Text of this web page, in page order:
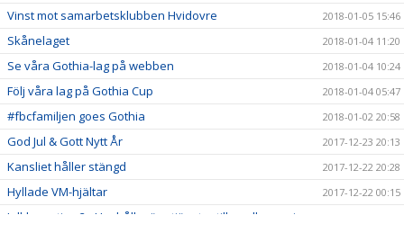
Vinst mot samarbetsklubben Hvidovre 2018-01-05 15:46
Skånelaget 2018-01-04 11:20
Se våra Gothia-lag på webben 2018-01-04 10:24
Följ våra lag på Gothia Cup 2018-01-04 05:47
#fbcfamiljen goes Gothia 2018-01-02 20:58
God Jul & Gott Nytt År 2017-12-23 20:13
Kansliet håller stängd 2017-12-22 20:28
Hyllade VM-hjältar 2017-12-22 00:15
Julklappstips 2 - Hushållsnära tjänster till medlemspriser